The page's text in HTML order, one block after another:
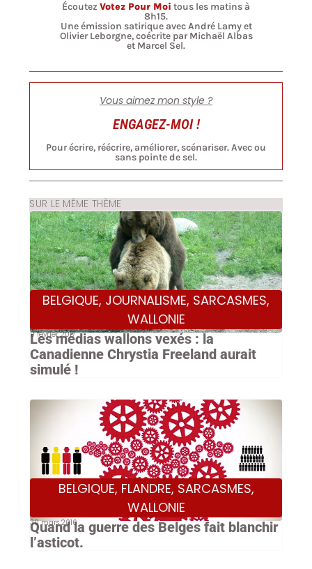
Écoutez Votez Pour Moi tous les matins à
8h15.
Une émission satirique avec André Lamy et
Olivier Leborgne, coécrite par Michaël Albas
et Marcel Sel.
Vous aimez mon style ?
ENGAGEZ-MOI !
Pour écrire, réécrire, améliorer, scénariser. Avec ou
sans pointe de sel.
SUR LE MÊME THÈME
BELGIQUE, JOURNALISME, SARCASMES,
WALLONIE
9 février 2017
Les médias wallons vexés : la
Canadienne Chrystia Freeland aurait
simulé !
BELGIQUE, FLANDRE, SARCASMES,
WALLONIE
30 mars 2016
Quand la guerre des Belges fait blanchir
l’asticot.